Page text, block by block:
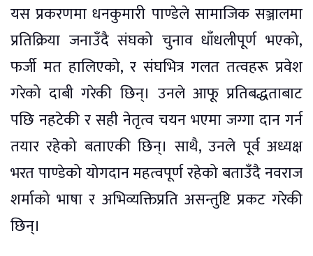
यस प्रकरणमा धनकुमारी पाण्डेले सामाजिक सञ्जालमा
प्रतिक्रिया जनाउँदै संघको चुनाव धाँधलीपूर्ण भएको,
फर्जी मत हालिएको, र संघभित्र गलत तत्वहरू प्रवेश
गरेको दाबी गरेकी छिन्। उनले आफू प्रतिबद्धताबाट
पछि नहटेकी र सही नेतृत्व चयन भएमा जग्गा दान गर्न
तयार रहेको बताएकी छिन्। साथै, उनले पूर्व अध्यक्ष
भरत पाण्डेको योगदान महत्वपूर्ण रहेको बताउँदै नवराज
शर्माको भाषा र अभिव्यक्तिप्रति असन्तुष्टि प्रकट गरेकी
छिन्।